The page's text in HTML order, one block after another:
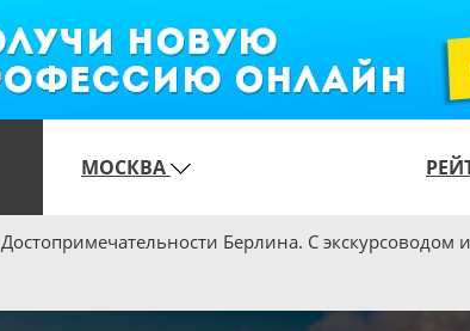
МОСКВА
Достопримечательности Берлина. С экскурсоводом